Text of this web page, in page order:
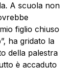
A scuola non
figlio chiuso
ha gridato la
della palestra
è accaduto